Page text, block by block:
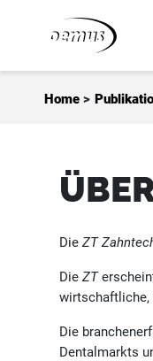
Home >
DieZT
DieZT
wirtschaftliche,
Die
Dentalmarkts